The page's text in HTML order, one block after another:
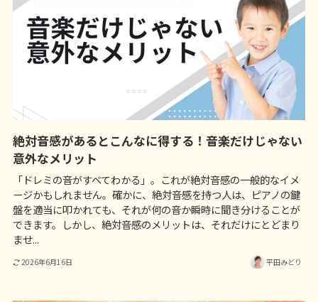
絶対音感があるとこんなに得する！音楽だけじゃない
意外なメリット
「ドレミの音がすべてわかる」。これが絶対音感の一般的なイメ
ージかもしれません。確かに、絶対音感を持つ人は、ピアノの鍵
盤を適当に叩かれても、それが何の音か瞬時に聞き分けることが
できます。しかし、絶対音感のメリットは、それだけにとどまり
ませ...
2026年6月16日 平田みどり